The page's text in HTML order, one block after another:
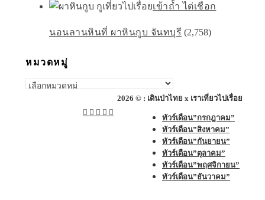
เข้าถ้ำ ไต่เชือก
นอนลานหินที่ ผาหินกูบ จันทบุรี (2,758)
หมวดหมู่
หมวด
2026 © : เดินป่าไทย x เราเที่ยวไปเรื่อย
ทัวร์เดือน”กรกฎาคม”
ทัวร์เดือน”สิงหาคม”
ทัวร์เดือน”กันยายน”
ทัวร์เดือน”ตุลาคม”
ทัวร์เดือน”พฤศจิกายน”
ทัวร์เดือน”ธันวาคม”